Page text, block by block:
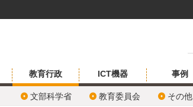
教育行政
文部科学省 教育委員会 その他
ICT機器 事例